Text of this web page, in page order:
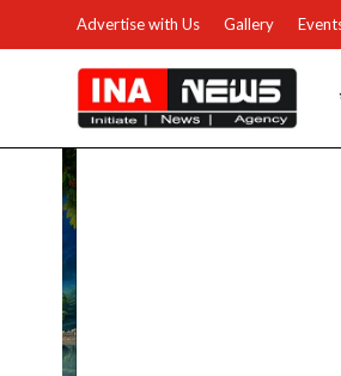
Advertise with Us Gallery
उत्तर प्रदेश
Advertise with Us
Events
Gallery